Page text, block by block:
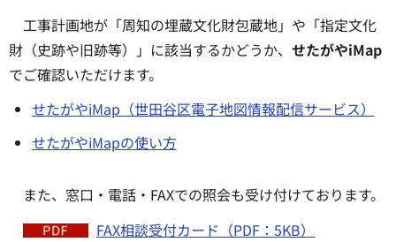
工事計画地が「周知の埋蔵文化財包蔵地」や「指定文化
財（史跡や旧跡等）」に該当するかどうか、 せたがやiMap
でご確認いただけます。
せたがやiMap（世田谷区電子地図情報配信サービス）
せたがやiMapの使い方
また、窓口・電話・FAXでの照会も受け付けております。
FAX相談受付カード（PDF：5KB）